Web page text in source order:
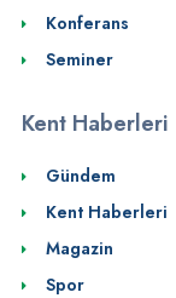
Konferans
Seminer
Kent Haberleri
Gündem
Kent Haberleri
Magazin
Spor